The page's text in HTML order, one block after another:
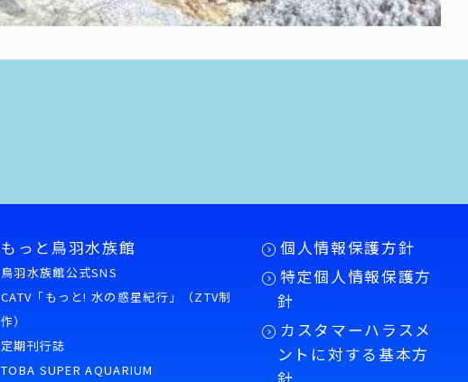
もっと鳥羽水族館
鳥羽水族館公式SNS
CATV「もっと! 水の惑星紀行」（ZTV制
作）
定期刊行誌
TOBA SUPER AQUARIUM
個人情報保護方針
特定個人情報保護方
針
カスタマーハラスメ
ントに対する基本方